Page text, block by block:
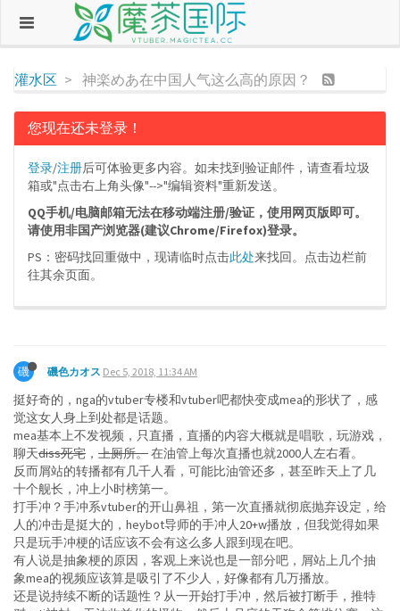
灌水区 神楽めあ在中国人气这么高的原因？
您现在还未登录！
登录/注册后可体验更多内容。如未找到验证邮件，请查看垃圾
箱或"点击右上角头像"-->"编辑资料"重新发送。
QQ手机/电脑邮箱无法在移动端注册/验证，使用网页版即可。
请使用非国产浏览器(建议Chrome/Firefox)登录。
PS：密码找回重做中，现请临时点击此处来找回。点击边栏前
往其余页面。
磯 磯色カオス Dec 5, 2018, 11:34 AM
挺好奇的，nga的vtuber专楼和vtuber吧都快变成mea的形状了，感
觉这女人身上到处都是话题。
mea基本上不发视频，只直播，直播的内容大概就是唱歌，玩游戏，
聊天diss死宅 ， 上厕所。在油管上每次直播也就2000人左右看。
反而屑站的转播都有几千人看，可能比油管还多，甚至昨天上了几
十个舰长，冲上小时榜第一。
打手冲？手冲系vtuber的开山鼻祖，第一次直播就彻底抛弃设定，给
人的冲击是挺大的，heybot导师的手冲人20+w播放，但我觉得如果
只是玩手冲梗的话应该不会有这么多人跟到现在吧。
有人说是抽象梗的原因，客观上来说也是一部分吧，屑站上几个抽
象mea的视频应该算是吸引了不少人，好像都有几万播放。
还是说持续不断的话题性？从一开始打手冲，然后被打断手，推特